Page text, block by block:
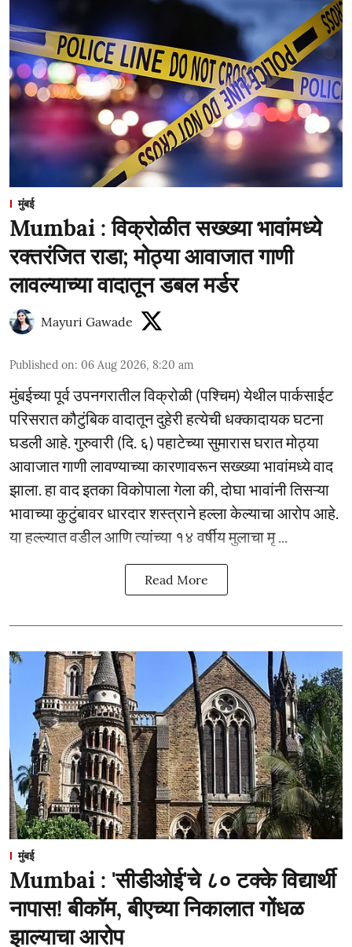
मुंबई
Mumbai : विक्रोळीत सख्ख्या भावांमध्ये
रक्तरंजित राडा; मोठ्या आवाजात गाणी
लावल्याच्या वादातून डबल मर्डर
Mayuri Gawade
Published on: 06 Aug 2026, 8:20 am
मुंबईच्या पूर्व उपनगरातील विक्रोळी (पश्चिम) येथील पार्कसाईट
परिसरात कौटुंबिक वादातून दुहेरी हत्येची धक्कादायक घटना
घडली आहे. गुरुवारी (दि. ६) पहाटेच्या सुमारास घरात मोठ्या
आवाजात गाणी लावण्याच्या कारणावरून सख्ख्या भावांमध्ये वाद
झाला. हा वाद इतका विकोपाला गेला की, दोघा भावांनी तिसऱ्या
भावाच्या कुटुंबावर धारदार शस्त्राने हल्ला केल्याचा आरोप आहे.
या हल्ल्यात वडील आणि त्यांच्या १४ वर्षीय मुलाचा मृ ...
Read More
मुंबई
Mumbai : 'सीडीओई'चे ८० टक्के विद्यार्थी
नापास! बीकॉम, बीएच्या निकालात गोंधळ
झाल्याचा आरोप